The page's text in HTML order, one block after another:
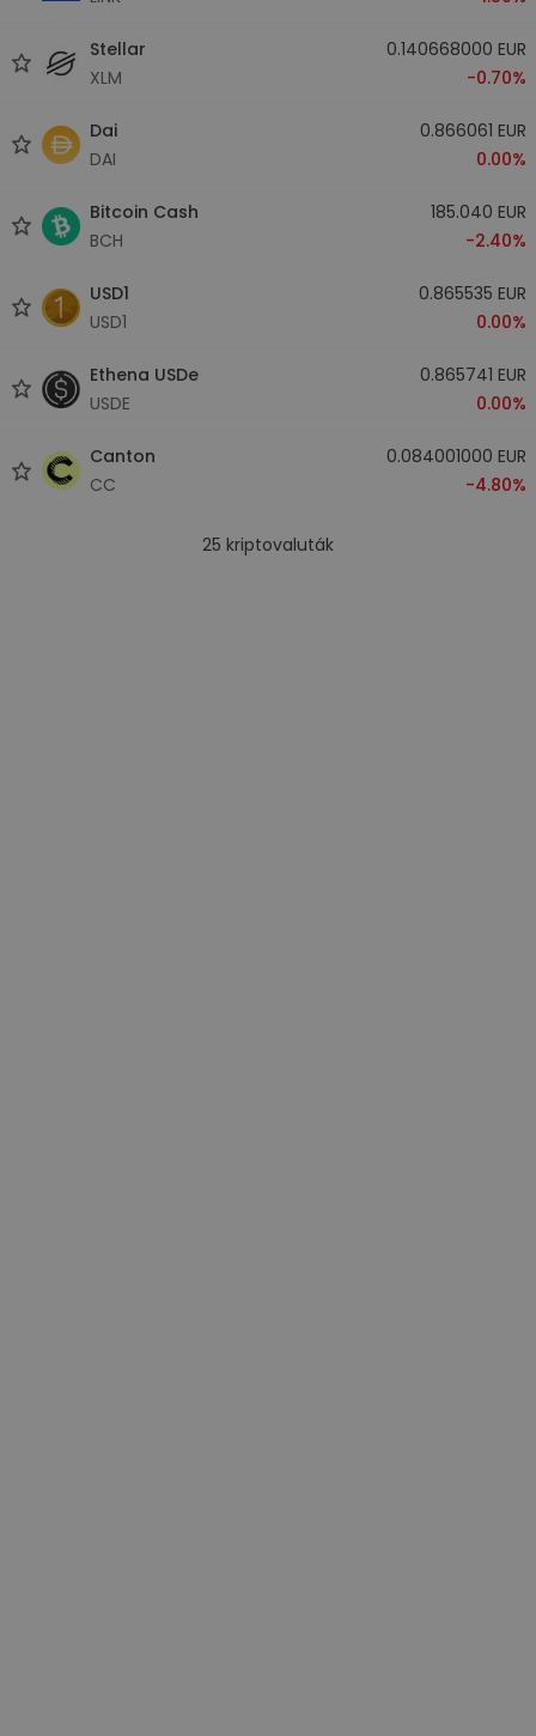
Stellar
XLM
0.140668000 EUR
-0.70%
Dai
DAI
0.866061 EUR
0.00%
Bitcoin Cash
BCH
185.040 EUR
-2.40%
USD1
USD1
0.865535 EUR
0.00%
Ethena USDe
USDE
0.865741 EUR
0.00%
Canton
CC
0.084001000 EUR
-4.80%
25 kriptovaluták